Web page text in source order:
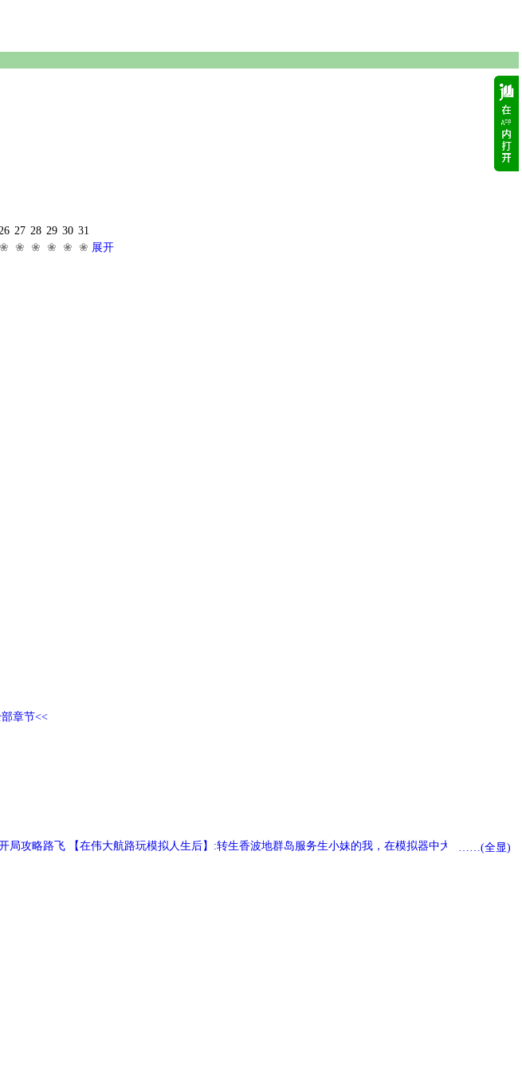
❀
27
❀
28
❀
29
❀
30
❀
31
❀ 展开
章节<<
攻略路飞 【在伟大航路玩模拟人生后】:转生香波地群岛服务生小妹的我，在模拟器中大杀四方。 基
阴湿病娇女在名柯世界苟命】by养乐多不加冰：老公我会一直盯着你，永远永远……
……(全显)